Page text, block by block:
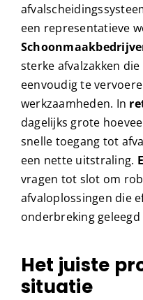
een representatieve
sterke afvalzakken
eenvoudig te
werkzaamheden. In
dagelijks grote
snelle toegang tot
een nette uitstraling.
vragen tot slot om
afvaloplossingen die
onderbreking
Het juiste
situatie